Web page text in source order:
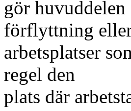
gör huvuddelen
förflyttning
arbetsplatser
regel den
plats där